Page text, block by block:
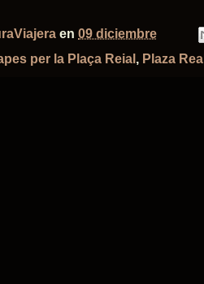
en 09 diciembre
per la Plaça Reial , Plaza Real